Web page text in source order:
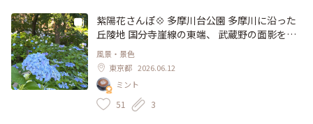
遊歩道を歩いていると、鶯やカエルの声が聞こ
えて来て ほっこり♡ もう一つの赤い橋は、ゴ
ルフ橋 かつて、この場所にゴルフ場があった
ことから 名付けられたのだとか。 自然の風景
に 心が和みました。 #風景 #等々力渓谷 #等々
力不動尊 #ゴルフ橋 #ひみつの絶景 #国分寺崖
線 #雑木林 #等々力 #二子玉川 #自由が丘 #世田
紫陽花さんぽ💠 多摩川台公園 多摩川に沿った
丘陵地 国分寺崖線の東端、 武蔵野の面影を残
す 雑木林の中に たくさんの紫陽花、 川面から
噴き上げてくる 涼やかな風 木漏れ日に 優しく
煌めく 紫陽花ブルーが 美しい♡ 公園内には、
四阿やベンチもあり、木陰で ゆったりとくつ
ろげます。 木々の間からは、眼下に広がる 河
風景・景色
東京都 2026.06.12
ミント
51 3